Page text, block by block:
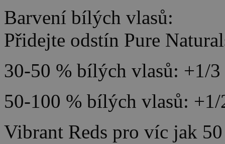
Barvení bílých vlasů:
Přidejte odstín Pure
30-50 % bílých vlasů: +1/
50-100 % bílých vlasů:
Vibrant Reds pro víc jak